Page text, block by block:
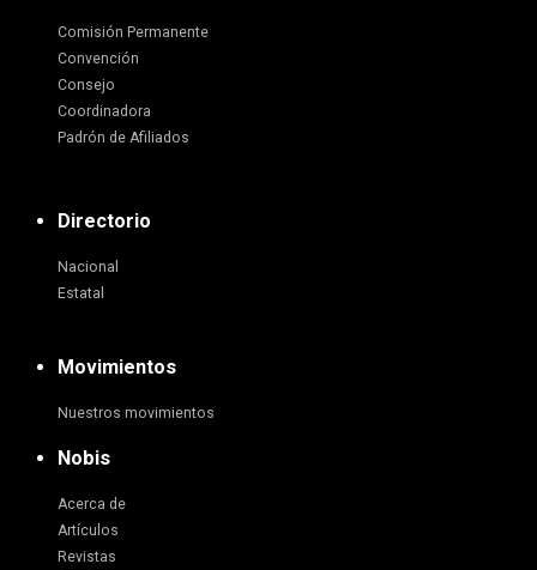
Comisión Permanente
Convención
Consejo
Coordinadora
Padrón de Afiliados
Directorio
Nacional
Estatal
Movimientos
Nuestros movimientos
Nobis
Acerca de
Artículos
Revistas